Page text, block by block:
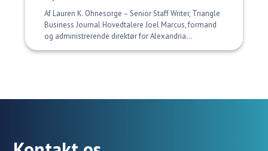
Af Lauren K. Ohnesorge – Senior Staff Writer, Triangle
Business Journal Hovedtalere Joel Marcus, formand
og administrerende direktør for Alexandria...